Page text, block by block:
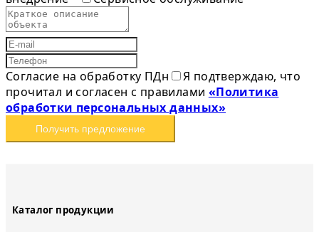
Согласие на обработку ПДн
Я подтверждаю, что
прочитал и согласен с правилами «Политика
обработки персональных данных»
Получить предложение
Каталог продукции